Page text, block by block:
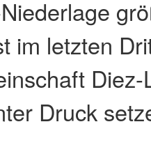
im letzten
Druck